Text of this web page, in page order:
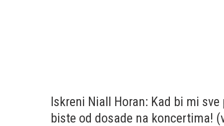
Iskreni Niall Horan: Kad bi mi
biste od dosade na koncertima!